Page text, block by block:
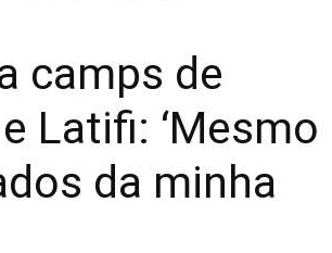
camps de
Latifi: ‘Mesmo
da minha